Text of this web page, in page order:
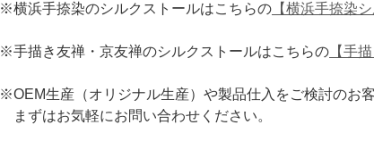
※横浜手捺染のシルクストールはこちらの 【横浜手捺染
※手描き友禅・京友禅のシルクストールはこちらの 【手
※OEM生産（オリジナル生産）や製品仕入をご検討のお
まずはお気軽にお問い合わせください。